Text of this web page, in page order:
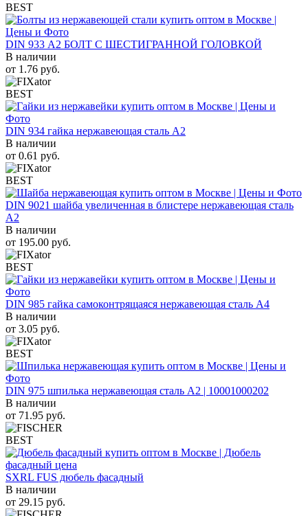
BEST
DIN 933 А2 БОЛТ С ШЕСТИГРАННОЙ ГОЛОВКОЙ
В наличии
от 1.76 руб.
BEST
DIN 934 гайка нержавеющая сталь A2
В наличии
от 0.61 руб.
BEST
DIN 9021 шайба увеличенная в блистере нержавеющая сталь
A2
В наличии
от 195.00 руб.
BEST
DIN 985 гайка самоконтрящаяся нержавеющая сталь A4
В наличии
от 3.05 руб.
BEST
DIN 975 шпилька нержавеющая сталь A2 | 10001000202
В наличии
от 71.95 руб.
BEST
SXRL FUS дюбель фасадный
В наличии
от 29.15 руб.